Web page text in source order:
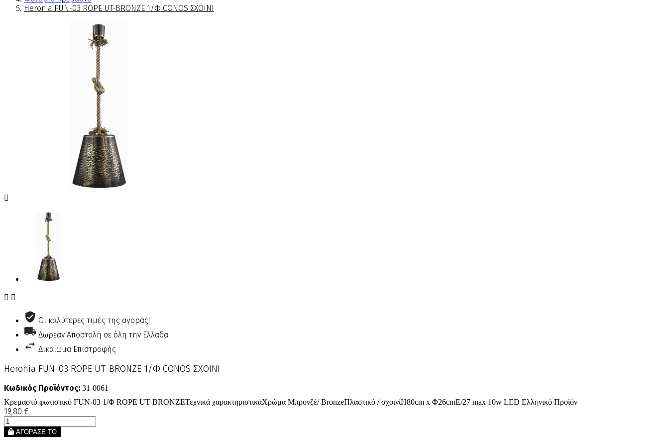
Heronia FUN-03 ROPE UT-BRONZE 1/Φ CONOS ΣΧΟΙΝΙ

 
Οι καλύτερες τιμές της αγοράς!
Δωρεάν Αποστολή σε όλη την Ελλάδα!
Δικαίωμα Επιστροφής
Heronia FUN-03 ROPE UT-BRONZE 1/Φ CONOS ΣΧΟΙΝΙ
Κωδικός Προϊόντος: 31-0061
Κρεμαστό φωτιστικό FUN-03 1/Φ ROPE UT-BRONZEΤεχνικά χαρακτηριστικάΧρώμα Μπρονζέ/ BronzeΠλαστικό / σχοινίΗ80cm x Φ26cmE/27 max 10w LED Ελληνικό Προϊόν
19,80 €
ΑΓΟΡΑΣΕ ΤΟ